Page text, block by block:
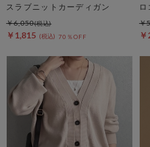
スラブニットカーディガン
￥1,815 70％OFF
￥6,050 ￥